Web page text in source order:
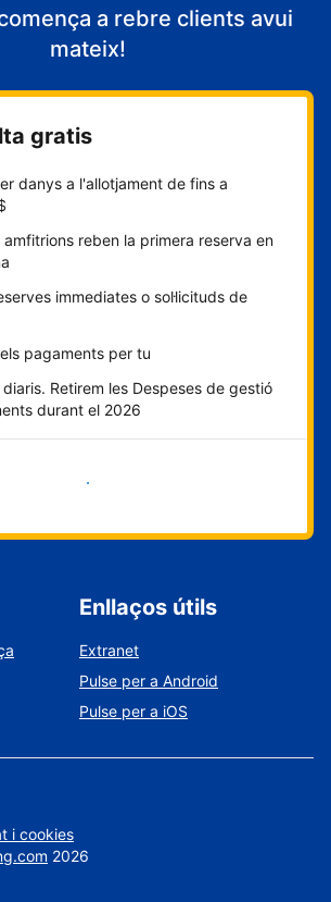
a rebre clients avui
mateix!
gratis
danys a l'allotjament de fins a
amfitrions reben la primera reserva en
immediates o sol·licituds de
pagaments per tu
Retirem les Despeses de gestió
durant el 2026
Comença ara
Enllaços útils
Extranet
Pulse per a Android
Pulse per a iOS
i cookies
2026